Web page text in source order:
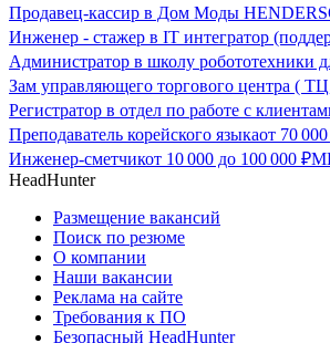
Продавец-кассир в Дом Моды
Инженер - стажер в IT интегратор
Администратор в школу робототехники
Зам управляющего торгового центра (
Регистратор в отдел по работе с
Преподаватель корейского языкаот 70 000
Инженер-сметчикот 10 000 до 100 000 ₽
HeadHunter
Размещение вакансий
Поиск по резюме
О компании
Наши вакансии
Реклама на сайте
Требования к ПО
Безопасный HeadHunter